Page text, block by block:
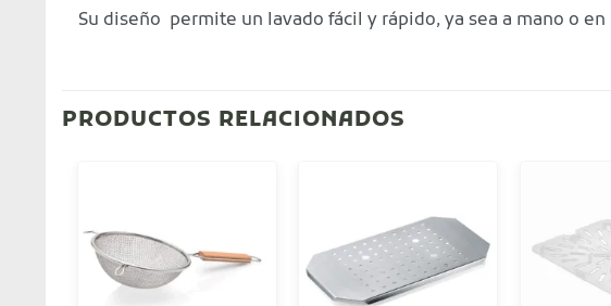
Su diseño permite un lavado fácil y rápido, ya sea a mano o
PRODUCTOS RELACIONADOS